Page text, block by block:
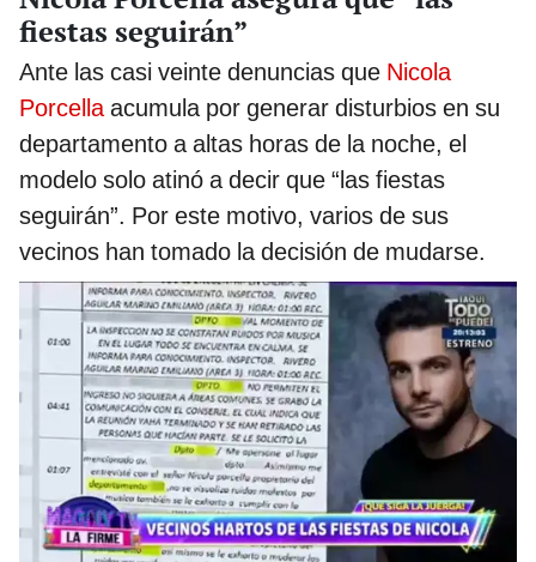
fiestas seguirán”
Ante las casi veinte denuncias que Nicola
Porcellaacumula por generar disturbios en su
departamento a altas horas de la noche, el
modelo solo atinó a decir que “las fiestas
seguirán”. Por este motivo, varios de sus
vecinos han tomado la decisión de mudarse.